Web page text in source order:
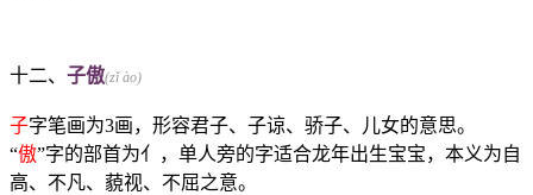
十二、 子傲(zǐ ào)
子字笔画为3画，形容君子、子谅、骄子、儿女的意思。
“傲”字的部首为亻，单人旁的字适合龙年出生宝宝，本义为自
高、不凡、藐视、不屈之意。